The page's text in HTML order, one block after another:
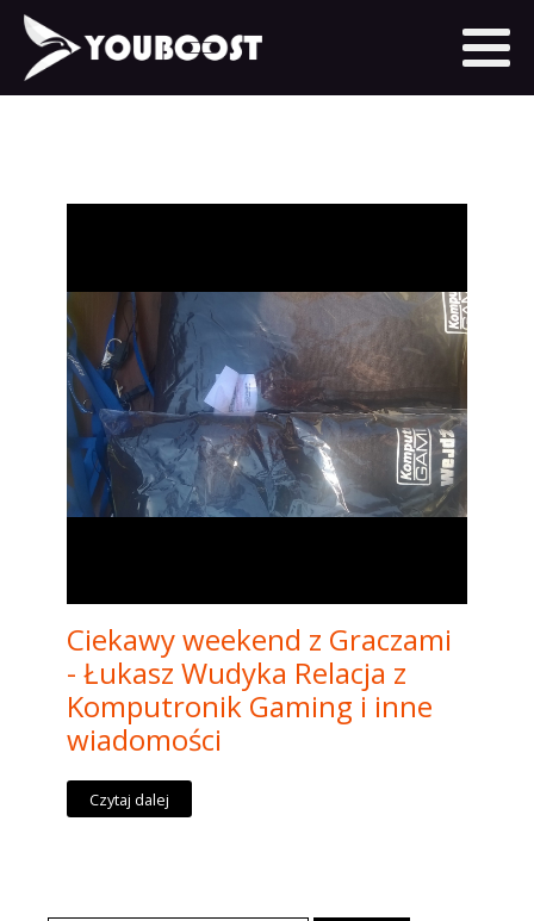
Ciekawy weekend z Graczami
- Łukasz Wudyka Relacja z
Komputronik Gaming i inne
wiadomości
Czytaj dalej